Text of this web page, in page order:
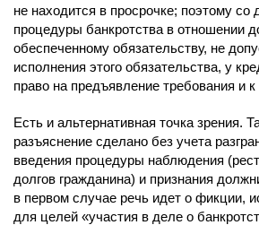
не находится в просрочке; поэтому со
процедуры банкротства в отношении
обеспеченному обязательству, не
исполнения этого обязательства, у
право на предъявление требования и
Есть и альтернативная точка зрения.
разъяснение сделано без учета
введения процедуры наблюдения
долгов гражданина) и признания
в первом случае речь идет о фикции,
для целей «участия в деле о